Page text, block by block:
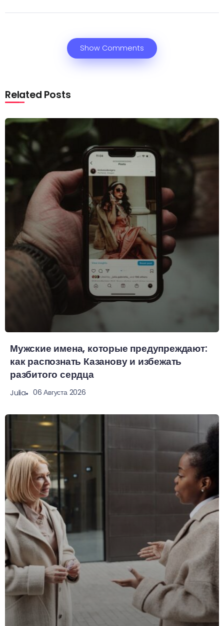
Show Comments
Related Posts
Мужские имена, которые предупреждают:
как распознать Казанову и избежать
разбитого сердца
Julia 06 Августа 2026